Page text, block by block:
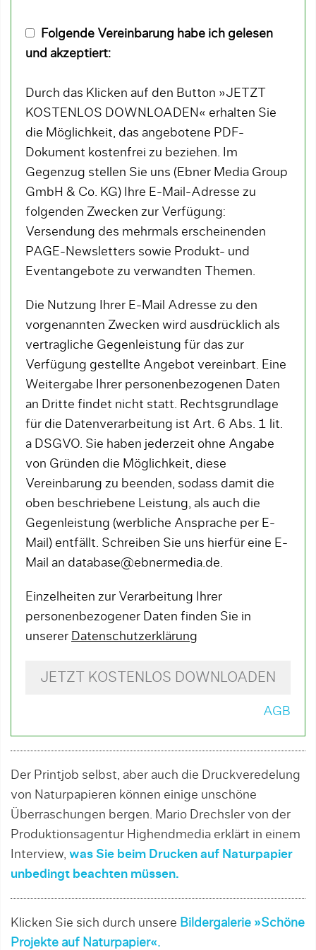
Folgende Vereinbarung habe ich gelesen
und akzeptiert:
Durch das Klicken auf den Button »JETZT
KOSTENLOS DOWNLOADEN« erhalten Sie
die Möglichkeit, das angebotene PDF-
Dokument kostenfrei zu beziehen. Im
Gegenzug stellen Sie uns (Ebner Media Group
GmbH & Co. KG) Ihre E-Mail-Adresse zu
folgenden Zwecken zur Verfügung:
Versendung des mehrmals erscheinenden
PAGE-Newsletters sowie Produkt- und
Eventangebote zu verwandten Themen.
Die Nutzung Ihrer E-Mail Adresse zu den
vorgenannten Zwecken wird ausdrücklich als
vertragliche Gegenleistung für das zur
Verfügung gestellte Angebot vereinbart. Eine
Weitergabe Ihrer personenbezogenen Daten
an Dritte findet nicht statt. Rechtsgrundlage
für die Datenverarbeitung ist Art. 6 Abs. 1 lit.
a DSGVO. Sie haben jederzeit ohne Angabe
von Gründen die Möglichkeit, diese
Vereinbarung zu beenden, sodass damit die
oben beschriebene Leistung, als auch die
Gegenleistung (werbliche Ansprache per E-
Mail) entfällt. Schreiben Sie uns hierfür eine E-
Mail an database@ebnermedia.de.
Einzelheiten zur Verarbeitung Ihrer
personenbezogener Daten finden Sie in
unserer Datenschutzerklärung
JETZT KOSTENLOS DOWNLOADEN
AGB
Der Printjob selbst, aber auch die Druckveredelung
von Naturpapieren können einige unschöne
Überraschungen bergen. Mario Drechsler von der
Produktionsagentur Highendmedia erklärt in einem
Interview, was Sie beim Drucken auf Naturpapier
unbedingt beachten müssen.
Klicken Sie sich durch unsere Bildergalerie »Schöne
Projekte auf Naturpapier«.